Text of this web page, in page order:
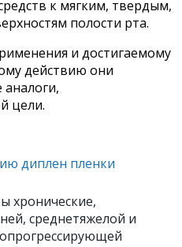
к мягким, твердым,
полости рта.
и достигаемому
действию они
цели.
диплен пленки
хронические,
среднетяжелой и